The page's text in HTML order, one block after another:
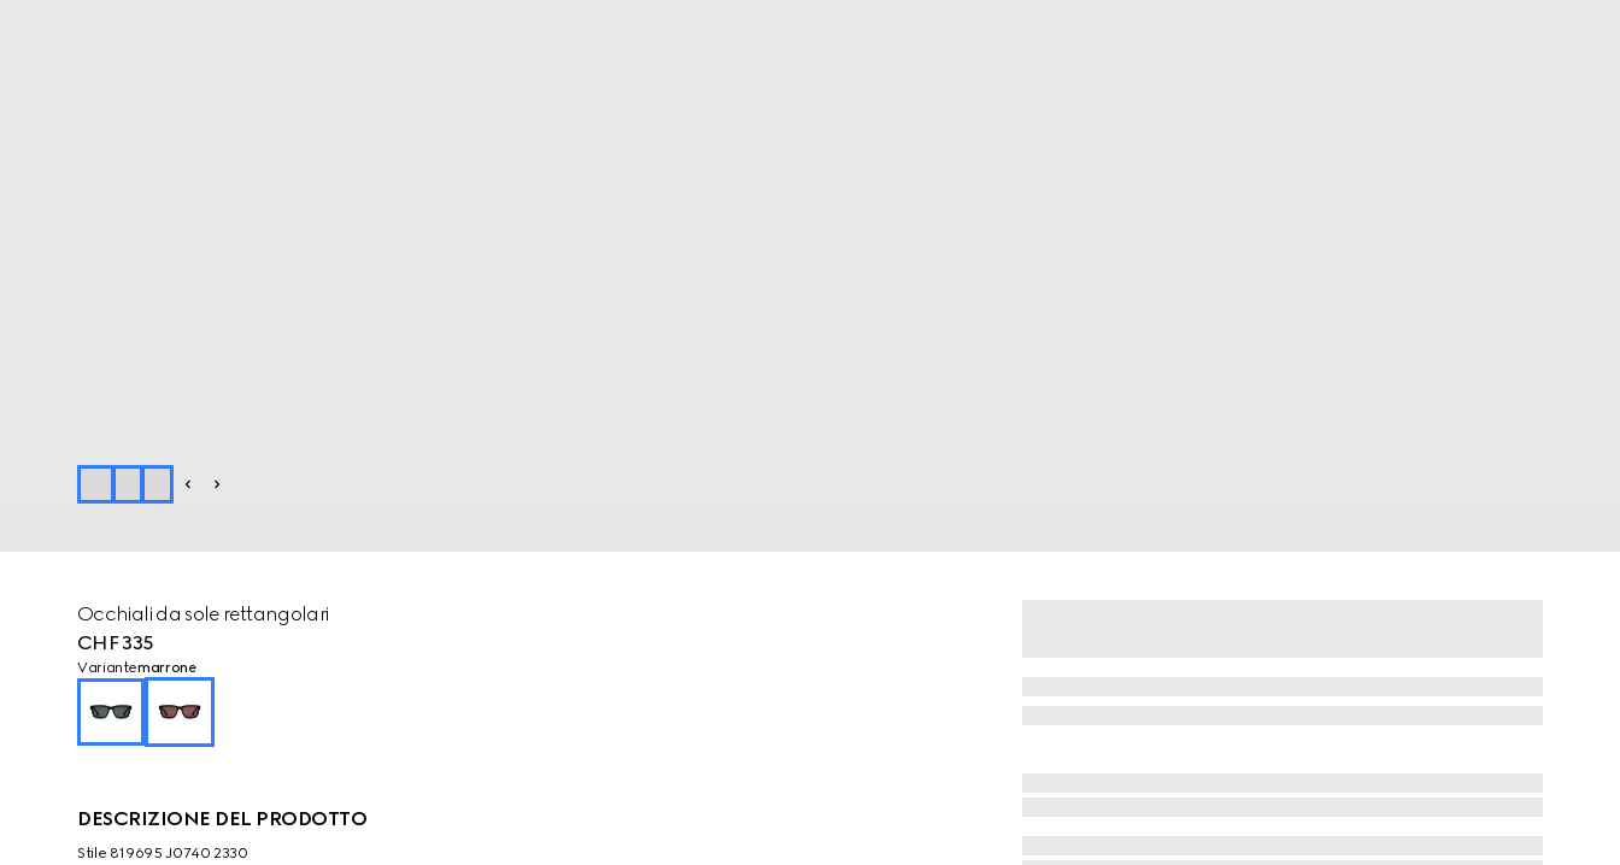
Occhiali da sole rettangolari
CHF 335
Variantemarrone
DESCRIZIONE DEL PRODOTTO
Stile ‎819695 J0740 2330